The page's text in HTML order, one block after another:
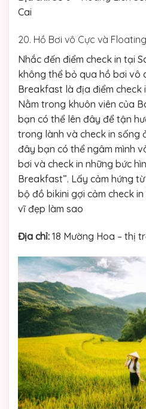
Cai
20. Hồ Bơi vô Cực và
Nhắc đến điểm check in tại
không thể bỏ qua hồ bơi vô
Breakfast là địa điểm check
Nằm trong khuôn viên của
bạn có thể lên đây để tận
trong lành và check in sống
đây bạn có thể ngâm mình
bơi và check in những bức
Breakfast”. Lấy cảm hứng
bộ đồ bikini gợi cảm check
vĩ đẹp làm sao
Địa chỉ: 18 Mường Hoa – thị